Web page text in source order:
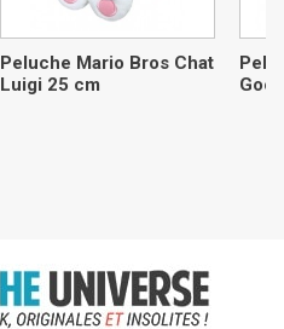
Peluche Mario Bros Chat
Luigi 25 cm